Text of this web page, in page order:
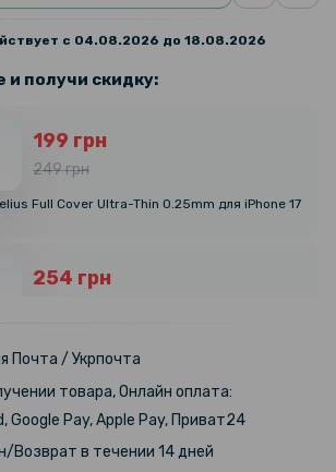
с 04.08.2026 до 18.08.2026
и получи скидку:
199 грн
249 грн
Full Cover Ultra-Thin 0.25mm для iPhone 17
254 грн
399 грн
469 грн
KATANA by iNobi для iPhone 17 Pro
Почта / Укрпочта
товара, Онлайн оплата:
Google Pay, Apple Pay, Приват24
Возврат в течении 14 дней